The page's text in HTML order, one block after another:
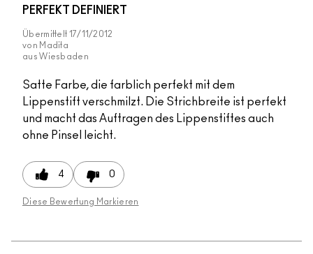
PERFEKT DEFINIERT
Übermittelt 17/11/2012
von Madita
aus Wiesbaden
Satte Farbe, die farblich perfekt mit dem
Lippenstift verschmilzt. Die Strichbreite ist perfekt
und macht das Auftragen des Lippenstiftes auch
ohne Pinsel leicht.
4 0
Diese Bewertung Markieren